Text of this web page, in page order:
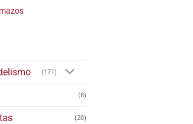
(171)
(8)
(20)